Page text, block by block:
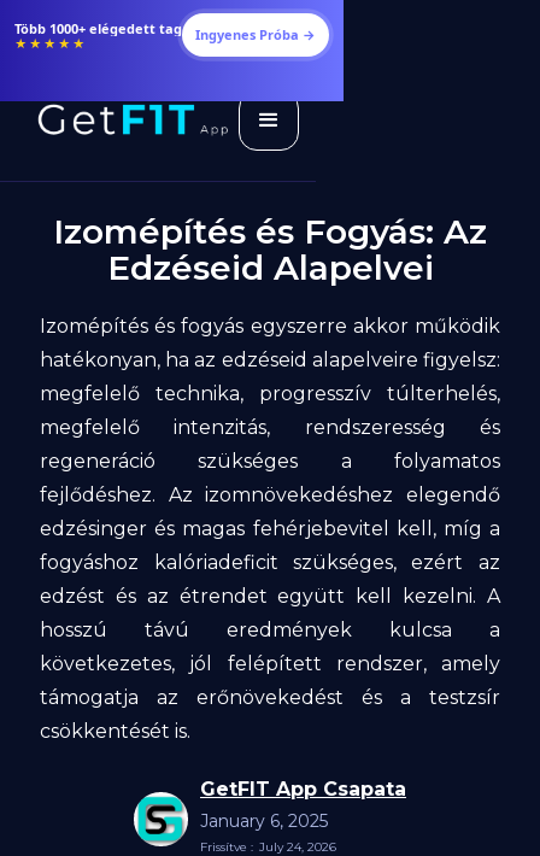
Több 1000+ elégedett tag
★★★★★ Ingyenes Próba →
Izomépítés és Fogyás: Az
Edzéseid Alapelvei
Izomépítés és fogyás egyszerre akkor működik
hatékonyan, ha az edzéseid alapelveire figyelsz:
megfelelő technika, progresszív túlterhelés,
megfelelő intenzitás, rendszeresség és
regeneráció szükséges a folyamatos
fejlődéshez. Az izomnövekedéshez elegendő
edzésinger és magas fehérjebevitel kell, míg a
fogyáshoz kalóriadeficit szükséges, ezért az
edzést és az étrendet együtt kell kezelni. A
hosszú távú eredmények kulcsa a
következetes, jól felépített rendszer, amely
támogatja az erőnövekedést és a testzsír
csökkentését is.
GetFIT App Csapata
January 6, 2025
Frissítve : July 24, 2026